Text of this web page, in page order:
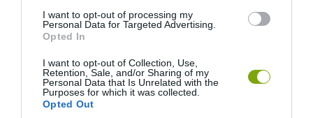
I want to opt-out of processing my
Personal Data for Targeted Advertising.
Opted In
I want to opt-out of Collection, Use,
Retention, Sale, and/or Sharing of my
Personal Data that Is Unrelated with the
Purposes for which it was collected.
Opted Out
Gipszbe öntött levél – igazán stílusos